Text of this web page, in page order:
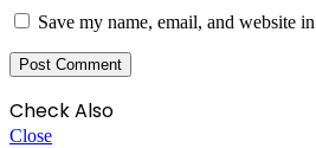
Save my name, email, and website
Check Also
Close